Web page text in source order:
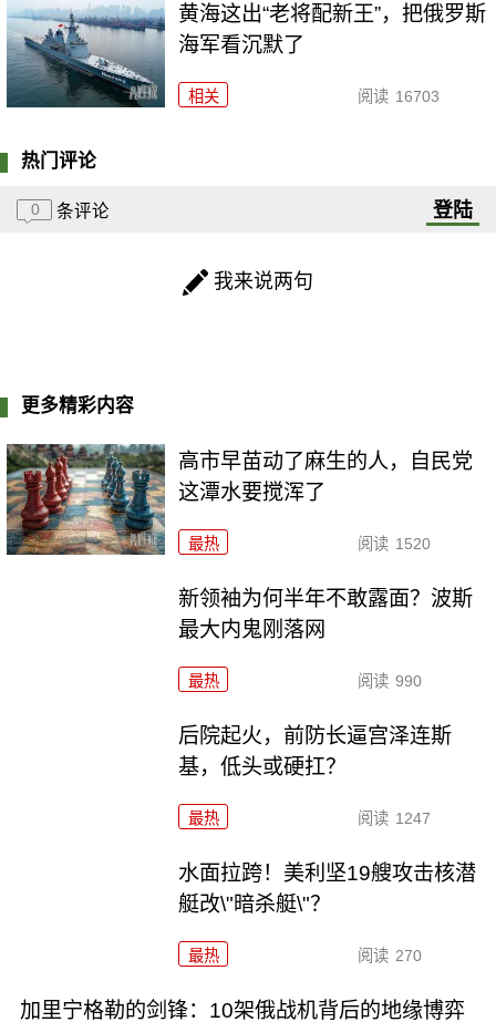
黄海这出“老将配新王”，把俄罗斯
海军看沉默了
相关 阅读 16703
热门评论
0 条评论 登陆
我来说两句
更多精彩内容
高市早苗动了麻生的人，自民党
这潭水要搅浑了
最热 阅读 1520
新领袖为何半年不敢露面？波斯
最大内鬼刚落网
最热 阅读 990
后院起火，前防长逼宫泽连斯
基，低头或硬扛？
最热 阅读 1247
水面拉跨！美利坚19艘攻击核潜
艇改\"暗杀艇\"？
最热 阅读 270
加里宁格勒的剑锋：10架俄战机背后的地缘博弈